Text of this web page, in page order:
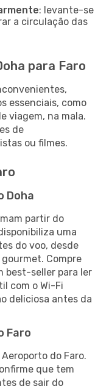
: levante-se
a circulação das
para Faro
essenciais, como
viagem, na mala.
de
ou filmes.
Doha
partir do
uma
do voo, desde
Compre
best-seller para ler
com o Wi-Fi
deliciosa antes da
Faro
do Faro.
que tem
de sair do